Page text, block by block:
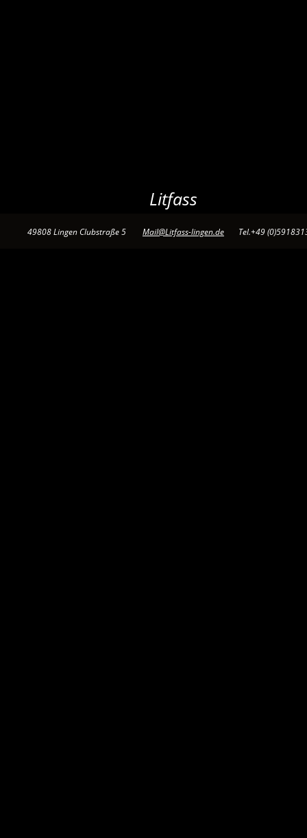
Litfass
49808 Lingen Clubstraße 5 Mail@Litfass-lingen.de
Tel.+49